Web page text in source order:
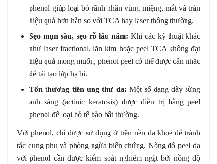
phenol giúp loại bỏ rãnh nhăn vùng miệng, mắt và trán
hiệu quả hơn hẳn so với TCA hay laser thông thường.
Sẹo mụn sâu, sẹo rỗ lâu năm:Khi các kỹ thuật khác
như laser fractional, lăn kim hoặc peel TCA không đạt
hiệu quả mong muốn, phenol peel có thể được cân nhắc
để tái tạo lớp hạ bì.
Tổn thương tiền ung thư da: Một số dạng dày sừng
ánh sáng (actinic keratosis) được điều trị bằng peel
phenol để loại bỏ tế bào bất thường.
Với phenol, chỉ được sử dụng ở trên nền da khoẻ để tránh
tác dụng phụ và phòng ngừa biến chứng. Nồng độ peel da
với phenol cần được kiểm soát nghiêm ngặt bởi nồng độ